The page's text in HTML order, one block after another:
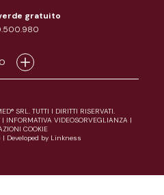
gratuito
SRL. TUTTI I DIRITTI RISERVATI.
| INFORMATIVA VIDEOSORVEGLIANZA |
COOKIE
| Developed by Linkness